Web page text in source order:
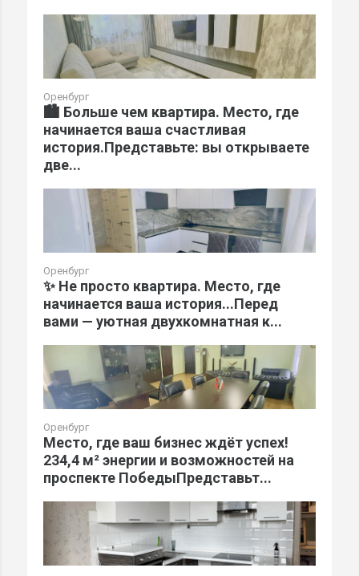
Оренбург
🏙️ Больше чем квартира. Место, где
начинается ваша счастливая
история.Представьте: вы открываете
две...
Оренбург
✨ Не просто квартира. Место, где
начинается ваша история...Перед
вами — уютная двухкомнатная к...
Оренбург
Место, где ваш бизнес ждёт успех!
234,4 м² энергии и возможностей на
проспекте ПобедыПредставьт...